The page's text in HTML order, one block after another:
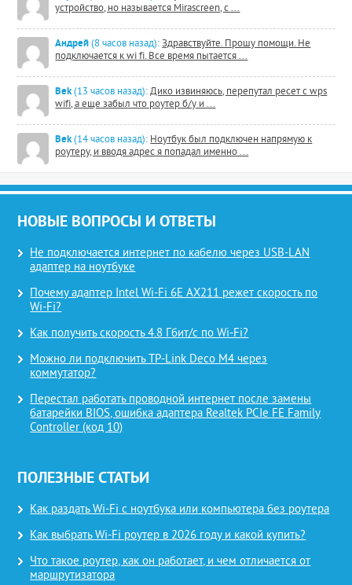
устройство, но называется Mirascreen, с ...
Андрей (8 часов назад): Здравствуйте. Прошу помощи. Не
подключается к wi fi. Все время пытается ...
Bek(13 часов назад): Дико извиняюсь, перепутал ресет с wps
wifi, а еще забыл что роутер б/у и ...
Bek(14 часов назад): Ноутбук был подключен напрямую к
роутеру, и вводя адрес я попадал именно ...
НОВЫЕ ВОПРОСЫ И ОТВЕТЫ
Не подключается интернет по кабелю через USB-LAN
адаптер на ноутбуке
Почему адаптер Intel Wi-Fi 6E AX211 режет скорость по
Wi-Fi?
Как получить скорость 4.8 Гбит/с по Wi-Fi?
Можно ли подключить TP-Link Deco M4 через
коммутатор?
Перестал работать проводной интернет после замены
батарейки BIOS, ошибка адаптера Realtek PCIe FE Family
Controller (код 10)
ПОЛЕЗНЫЕ СТАТЬИ
Как раздать Wi-Fi с ноутбука или компьютера без роутера
Как выбрать Wi-Fi роутер в 2026 году и какой купить?
Что такое роутер, как он работает, и чем отличается от
маршрутизатора